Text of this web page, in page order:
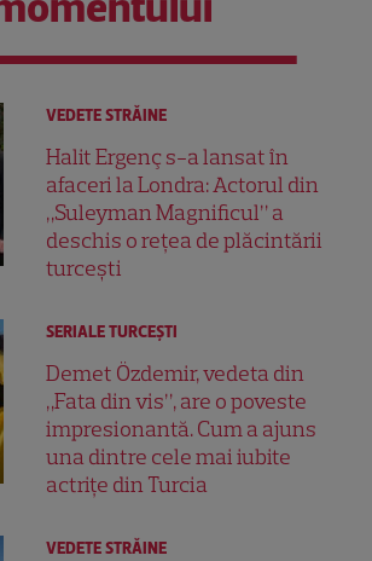
VEDETE STRĂINE
Halit Ergenç s-a lansat în
afaceri la Londra: Actorul din
„Suleyman Magnificul” a
deschis o rețea de plăcintării
turcești
SERIALE TURCEŞTI
Demet Özdemir, vedeta din
„Fata din vis”, are o poveste
impresionantă. Cum a ajuns
una dintre cele mai iubite
actrițe din Turcia
VEDETE STRĂINE